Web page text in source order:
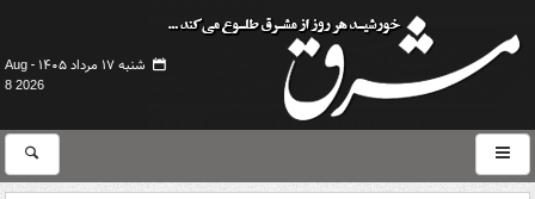
شنبه ۱۷ مرداد ۱۴۰۵ -
Aug
8 2026